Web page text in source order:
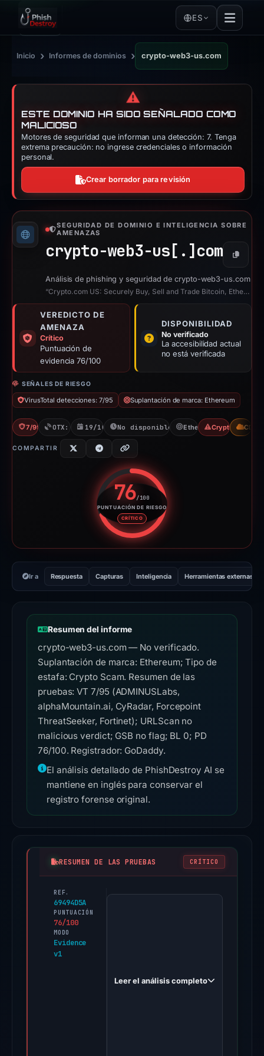
ES
Inicio › Informes de dominios › crypto-web3-us.com
⚠️
ESTE DOMINIO HA SIDO SEÑALADO COMO
MALICIOSO
Motores de seguridad que informan una detección: 7. Tenga
extrema precaución: no ingrese credenciales o información
personal.
Crear borrador para revisión
SEGURIDAD DE DOMINIO E INTELIGENCIA SOBRE
AMENAZAS
crypto-web3-us[.] com Copiar
Análisis de phishing y seguridad de crypto-web3-us.com
“Crypto.com US: Securely Buy, Sell and Trade Bitcoin, Ethereum and 400+ Crypto”
VEREDICTO DE
AMENAZA
Crítico
Puntuación de
evidencia 76/100
DISPONIBILIDAD
No verificado
La accesibilidad actual
no está verificada
SEÑALES DE RIESGO
VirusTotal detecciones: 7/95 Suplantación de marca: Ethereum
7/95 VTOTX: 1 ref19/10/2025No disponible desde 06/06/2026
EthereumCrypto ScamCDN
COMPARTIR
76/100
PUNTUACIÓN DE RIESGO
CRÍTICO
Puntuación de riesgo: 76
Ir a Respuesta Capturas Inteligencia Herramientas externas
Resumen del informe
crypto-web3-us.com — No verificado.
Suplantación de marca: Ethereum; Tipo de
estafa: Crypto Scam. Resumen de las
pruebas: VT 7/95 (ADMINUSLabs,
alphaMountain.ai, CyRadar, Forcepoint
ThreatSeeker, Fortinet); URLScan no
malicious verdict; GSB no flag; BL 0; PD
76/100. Registrador: GoDaddy.
El análisis detallado de PhishDestroy AI se
mantiene en inglés para conservar el
registro forense original.
RESUMEN DE LAS PRUEBAS CRÍTICO
REF.
69494D5A
PUNTUACIÓN
76/100
MODO
Evidence
v1
PhishDestroy
onLeer el análisis completo